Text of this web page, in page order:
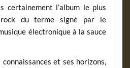
certainement l’album le plus
du terme signé par le
électronique à la sauce
et ses horizons,